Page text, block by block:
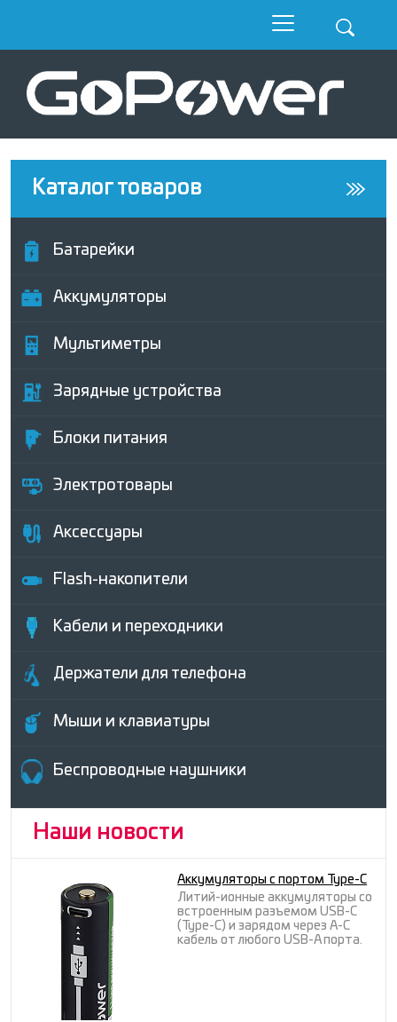
Каталог товаров
Батарейки
Аккумуляторы
Мультиметры
Зарядные устройства
Блоки питания
Электротовары
Аксессуары
Flash-накопители
Кабели и переходники
Держатели для телефона
Мыши и клавиатуры
Беcпроводные наушники
Наши новости
Аккумуляторы с портом Type-C
Литий-ионные аккумуляторы со
встроенным разъемом USB-C
(Type-C) и зарядом через A-C
кабель от любого USB-A порта.